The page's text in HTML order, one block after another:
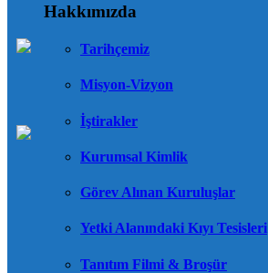
Hakkımızda
Tarihçemiz
Misyon-Vizyon
İştirakler
Kurumsal Kimlik
Görev Alınan Kuruluşlar
Yetki Alanındaki Kıyı Tesisleri
Tanıtım Filmi & Broşür